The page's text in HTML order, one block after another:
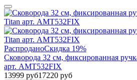
РаспроданоСкидка 19%
Сковорода 32 см, фиксированная
арт. AMT532FIX
13999 руб17220 руб